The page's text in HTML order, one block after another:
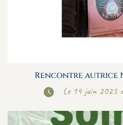
Rencontre autrice
Le 14 juin 2025